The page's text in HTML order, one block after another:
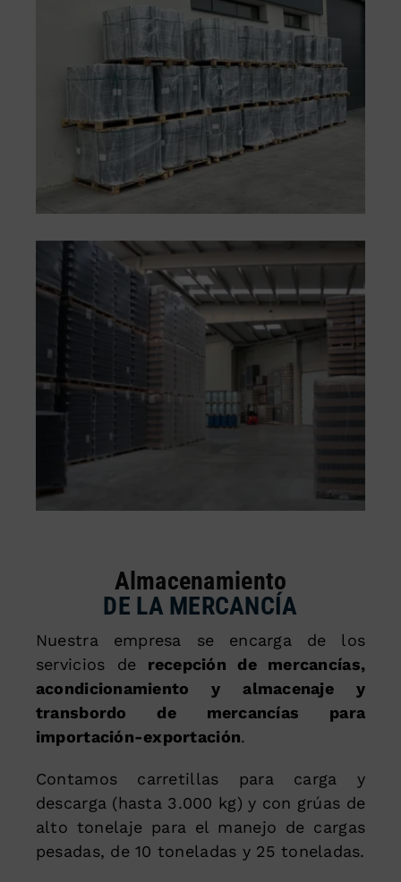
Almacenamiento
DE LA MERCANCÍA
Nuestra empresa se encarga de los
servicios de recepción de mercancías,
acondicionamiento y almacenaje y
transbordo de mercancías para
importación-exportación.
Contamos carretillas para carga y
descarga (hasta 3.000 kg) y con grúas de
alto tonelaje para el manejo de cargas
pesadas, de 10 toneladas y 25 toneladas.